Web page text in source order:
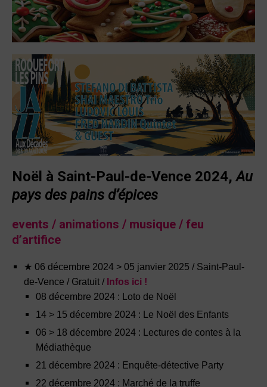
Noël à Saint-Paul-de-Vence 2024, Au
pays des pains d’épices
events / animations / musique / feu
d’artifice
★ 06 décembre 2024 > 05 janvier 2025 / Saint-Paul-
de-Vence / Gratuit / Infos ici !
08 décembre 2024 : Loto de Noël
14 > 15 décembre 2024 : Le Noël des Enfants
06 > 18 décembre 2024 : Lectures de contes à la
Médiathèque
21 décembre 2024 : Enquête-détective Party
22 décembre 2024 : Marché de la truffe